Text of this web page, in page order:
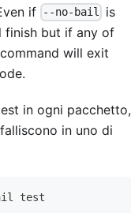
if
--no-bail
is
finish but if any of
will exit
in ogni pacchetto,
in uno di
test